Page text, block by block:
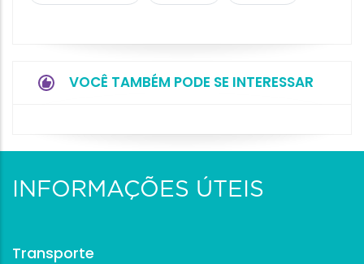
VOCÊ TAMBÉM PODE SE INTERESSAR
INFORMAÇÕES ÚTEIS
Transporte